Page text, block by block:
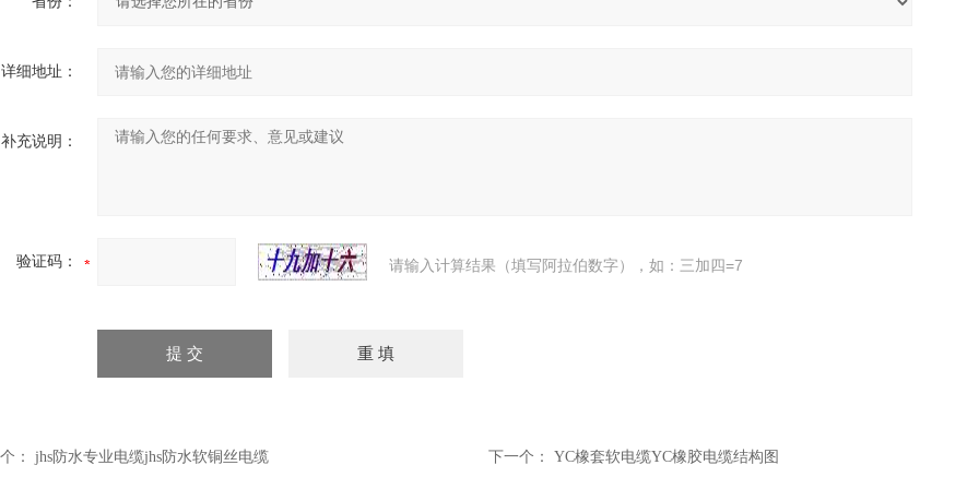
详细地址：
补充说明：
验证码： 请输入计算结果（填写阿拉伯数字），如：三加四=7
： jhs防水专业电缆jhs防水软铜丝电缆 下一个： YC橡套软电缆YC橡胶电缆结构图